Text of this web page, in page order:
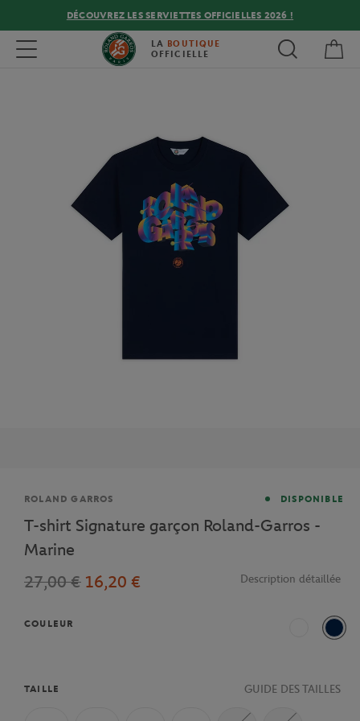
DÉCOUVREZ LES SERVIETTES OFFICIELLES 2026 !
Toggle navigation LA BOUTIQUE
OFFICIELLE
Marque
ROLAND GARROS DISPONIBLE
T-shirt Signature garçon Roland-Garros -
Marine
27,00 € 16,20 € Description détaillée
COULEUR
Blanc
TAILLE GUIDE DES TAILLES